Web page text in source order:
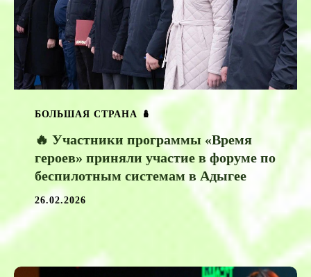
БОЛЬШАЯ СТРАНА 🪆
🔥 Участники программы «Время
героев» приняли участие в форуме по
беспилотным системам в Адыгее
26.02.2026